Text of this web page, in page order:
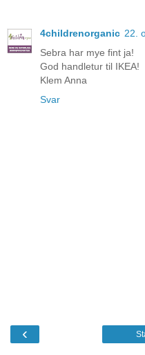
4childrenorganic 22.
Sebra har mye fint ja!
God handletur til IKEA!
Klem Anna
Svar
‹